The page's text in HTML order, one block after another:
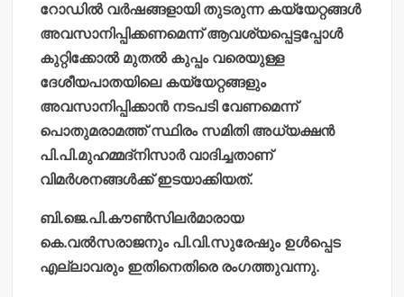
റോഡില്‍ വര്‍ഷങ്ങളായി തുടരുന്ന കയ്യേറ്റങ്ങള്‍
അവസാനിപ്പിക്കണമെന്ന് ആവശ്യപ്പെട്ടപ്പോള്‍
കുറ്റിക്കോല്‍ മുതല്‍ കുപ്പം വരെയുള്ള
ദേശീയപാതയിലെ കയ്യേറ്റങ്ങളും
അവസാനിപ്പിക്കാന്‍ നടപടി വേണമെന്ന്
പൊതുമരാമത്ത് സ്ഥിരം സമിതി അധ്യക്ഷന്‍
പി.പി.മുഹമ്മദ്‌നിസാര്‍ വാദിച്ചതാണ്
വിമര്‍ശനങ്ങള്‍ക്ക് ഇടയാക്കിയത്.
ബി.ജെ.പി.കൗണ്‍സിലര്‍മാരായ
കെ.വല്‍സരാജനും പി.വി.സുരേഷും ഉള്‍പ്പെട
എല്ലാവരും ഇതിനെതിരെ രംഗത്തുവന്നു.